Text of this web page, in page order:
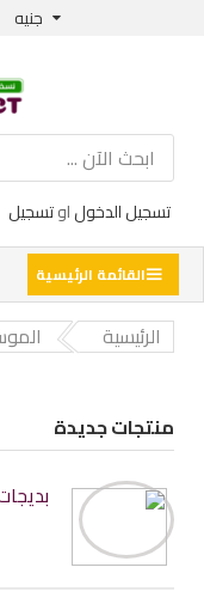
جنيه
تسجيل الدخولاوتسجيل
القائمة الرئيسية
الرئيسية
منتجات جديدة